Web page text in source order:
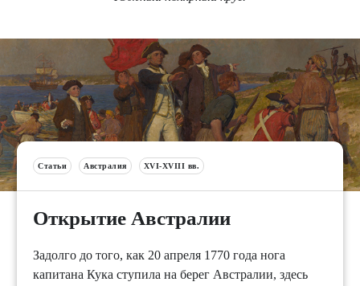
Статьи Австралия XVI-XVIII вв.
Открытие Австралии
Задолго до того, как 20 апреля 1770 года нога
капитана Кука ступила на берег Австралии, здесь